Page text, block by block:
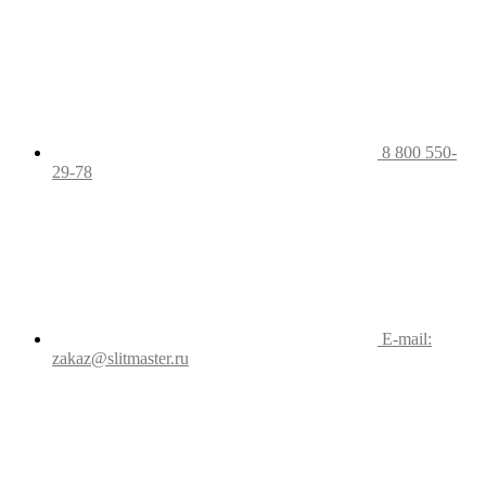
8 800 550-
29-78
E-mail:
zakaz@slitmaster.ru